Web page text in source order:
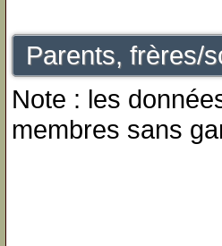
Parents, frères/
Note : les
membres sans